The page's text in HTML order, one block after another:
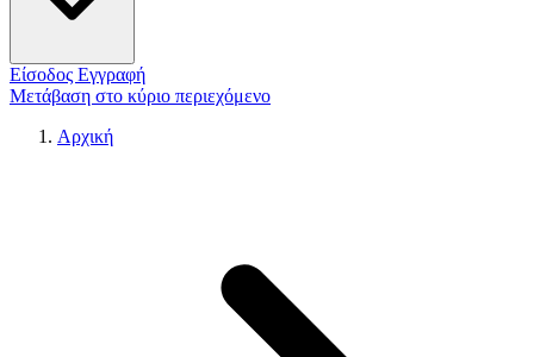
Είσοδος Εγγραφή
Μετάβαση στο κύριο περιεχόμενο
Αρχική